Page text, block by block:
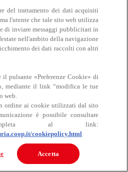
Carne
del trattamento dei dati acquisiti
l'utente che tale sito web utilizza
di inviare messaggi pubblicitari in
nell'ambito della navigazione
dei dati raccolti con altri
pulsante «Preferenze Cookie» di
mediante il link “modifica le tue
web.
ordine ai cookie utilizzati dal sito
è possibile consultare
al link:
cookiepolicy.html
Accetta